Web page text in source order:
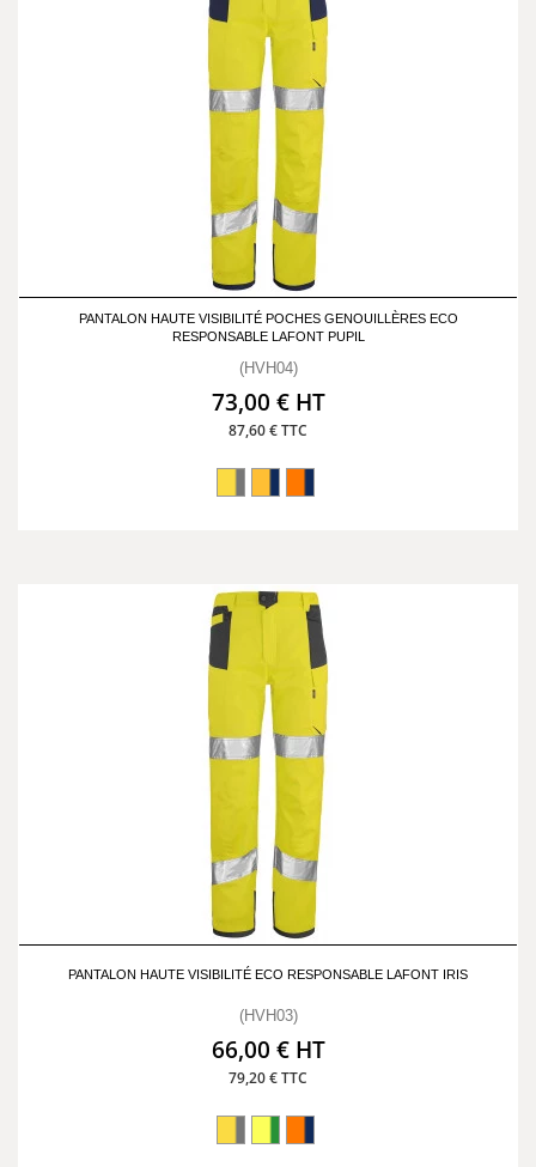
PANTALON HAUTE VISIBILITÉ POCHES GENOUILLÈRES ECO
RESPONSABLE LAFONT PUPIL
(HVH04)
73,00 € HT
87,60 € TTC
PANTALON HAUTE VISIBILITÉ ECO RESPONSABLE LAFONT IRIS
(HVH03)
66,00 € HT
79,20 € TTC